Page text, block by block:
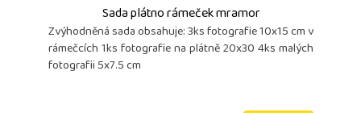
Sada plátno rámeček mramor
Zvýhodněná sada obsahuje: 3ks fotografie 10x15 cm v
rámečcích 1ks fotografie na plátně 20x30 4ks malých
fotografii 5x7.5 cm